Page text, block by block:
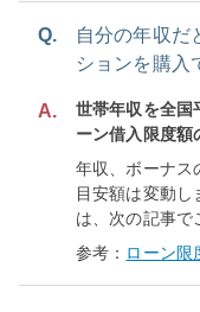
Q.
自分の年収だ
ションを購入
A.
世帯年収を全国
ーン借入限度額
年収、ボーナス
目安額は変動し
は、次の記事で
参考： ローン限